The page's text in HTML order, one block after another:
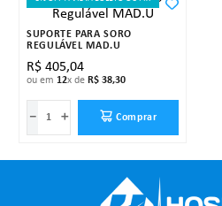
SUPORTE PARA SORO
REGULÁVEL MAD.U
R$ 405,04
ou em 12x de R$ 38,30
＋
－ Comprar